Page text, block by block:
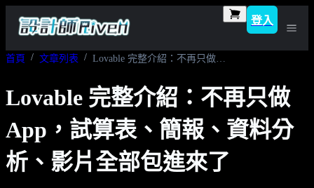
登入
首頁 文章列表 Lovable 完整介紹：不再只做 App，試算表、簡報、資料分析、影片全部包進來了
Lovable 完整介紹：不再只做
App，試算表、簡報、資料分
析、影片全部包進來了